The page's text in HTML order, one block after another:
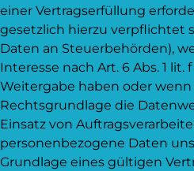
einer Vertragserfüllung
gesetzlich hierzu verpflichtet
Daten an Steuerbehörden),
Interesse nach Art. 6 Abs. 1 lit.
Weitergabe haben oder
Rechtsgrundlage die
Einsatz von
personenbezogene Daten
Grundlage eines gültigen